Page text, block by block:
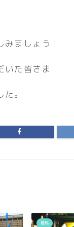
ましょう！
いた皆さま
。
競馬